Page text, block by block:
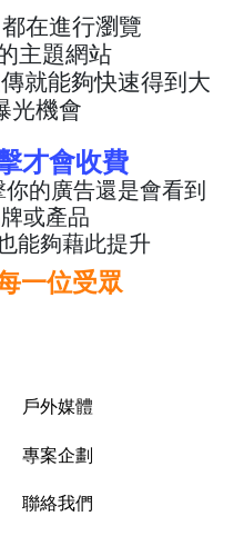
在進行瀏覽
主題網站
就能夠快速得到大
光機會
才會收費
的廣告還是會看到
或產品
能夠藉此提升
一位受眾
戶外媒體
專案企劃
聯絡我們